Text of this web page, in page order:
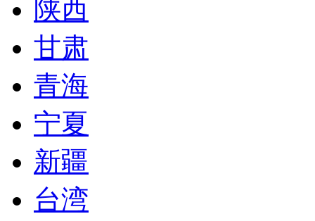
陕西
甘肃
青海
宁夏
新疆
台湾